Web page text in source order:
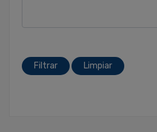
Filtrar Limpiar